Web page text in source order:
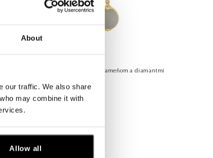
About
our traffic. We also share
may combine it with
Allow all
ALO
Přívěsok s mesačným kameňom a diamantmi
od 2 328 €